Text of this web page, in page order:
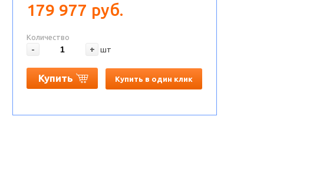
179 977 руб.
Количество
- + шт
Купить Купить в один клик